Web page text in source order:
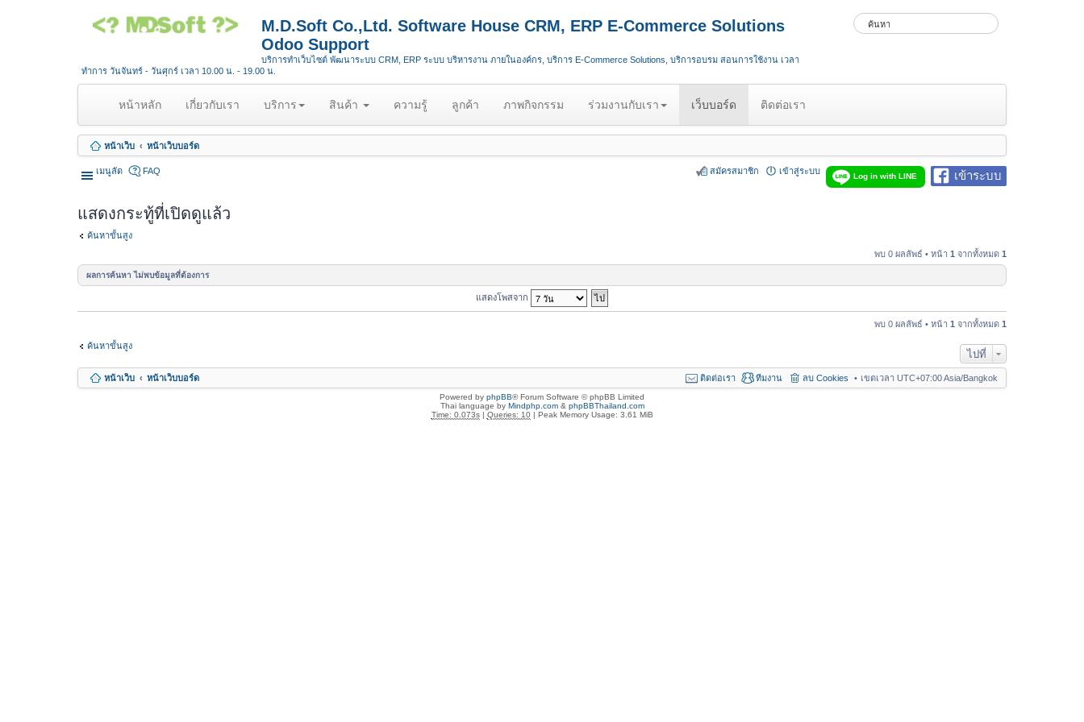
M.D.Soft Co.,Ltd. Software House CRM, ERP E-Commerce Solutions
Odoo Support
บริการทำเว็บไซต์ พัฒนาระบบ CRM, ERP ระบบ บริหารงาน ภายในองค์กร, บริการ E-Commerce Solutions, บริการอบรม สอนการใช้งาน เวลา
ทำการ วันจันทร์ - วันศุกร์ เวลา 10.00 น. - 19.00 น.
หน้าหลัก(
u
r
n
t
เกี่ยวกับเรา บริการ สินค้า ความรู้ ลูกค้า ภาพกิจกรรม ร่วมงานกับเรา เว็บบอร์ด ติดต่อเรา
หน้าเว็บ หน้าเว็บบอร์ด
เมนูลัด เข้าระบบ
Log in with LINE
FAQ เข้าสู่ระบบ
สมัครสมาชิก
แสดงกระทู้ที่เปิดดูแล้ว
ค้นหาขั้นสูง
พบ 0 ผลลัพธ์ • หน้า 1 จากทั้งหมด 1
ผลการค้นหา ไม่พบข้อมูลที่ต้องการ
แสดงโพสจาก
พบ 0 ผลลัพธ์ • หน้า 1 จากทั้งหมด 1
ค้นหาขั้นสูง
ไปที่
หน้าเว็บ หน้าเว็บบอร์ด เขตเวลา UTC+07:00 Asia/Bangkok
ลบ Cookies
ทีมงาน
ติดต่อเรา
Powered by phpBB® Forum Software © phpBB Limited
Thai language by Mindphp.com& phpBBThailand.com
Time: 0.073s| Queries: 10| Peak Memory Usage: 3.61 MiB